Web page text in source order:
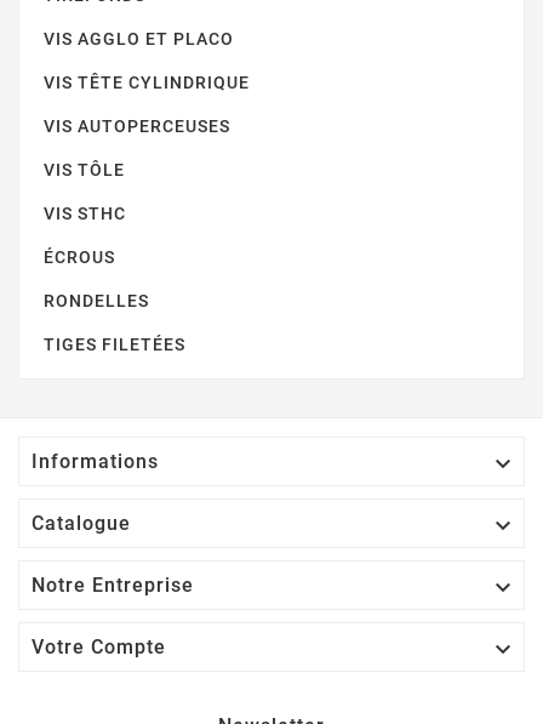
VIS AGGLO ET PLACO
VIS TÊTE CYLINDRIQUE
VIS AUTOPERCEUSES
VIS TÔLE
VIS STHC
ÉCROUS
RONDELLES
TIGES FILETÉES
Informations 
Catalogue 
Notre Entreprise 
Votre Compte 